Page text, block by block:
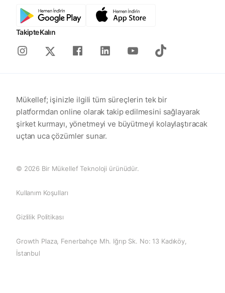
Takipte Kalın
Instagram
X FacebookLinkedinYoutubeTiktok
Mükellef; işinizle ilgili tüm süreçlerin tek bir
platformdan online olarak takip edilmesini sağlayarak
şirket kurmayı, yönetmeyi ve büyütmeyi kolaylaştıracak
uçtan uca çözümler sunar.
© 2026 Bir Mükellef Teknoloji ürünüdür.
Kullanım Koşulları
Gizlilik Politikası
Growth Plaza, Fenerbahçe Mh. Iğrıp Sk. No: 13 Kadıköy,
İstanbul